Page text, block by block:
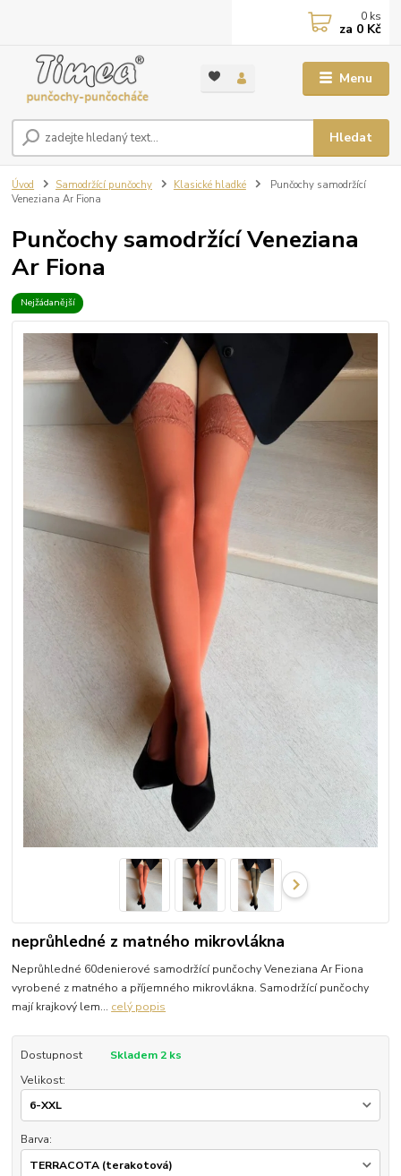
Menu
Hledat
0 ks
za 0 Kč
Úvod Samodržící punčochy Klasické hladké
Punčochy samodržící
Veneziana Ar Fiona
Punčochy samodržící Veneziana
Ar Fiona
Nejžádanější
neprůhledné z matného mikrovlákna
Neprůhledné 60denierové samodržící punčochy Veneziana Ar Fiona
vyrobené z matného a příjemného mikrovlákna. Samodržící punčochy
mají krajkový lem... celý popis
Dostupnost
Skladem 2 ks
Velikost:
Barva: